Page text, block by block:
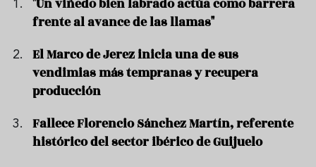
"Un viñedo bien labrado actúa como barrera
frente al avance de las llamas"
El Marco de Jerez inicia una de sus
vendimias más tempranas y recupera
producción
Fallece Florencio Sánchez Martín, referente
histórico del sector ibérico de Guijuelo